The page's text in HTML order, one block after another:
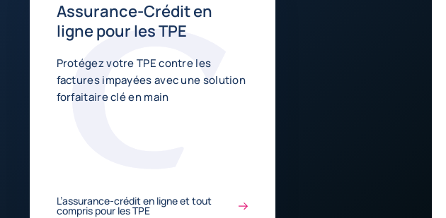
Assurance-Crédit en
ligne pour les TPE
Protégez votre TPE contre les
factures impayées avec une solution
forfaitaire clé en main
L’assurance-crédit en ligne et tout
compris pour les TPE